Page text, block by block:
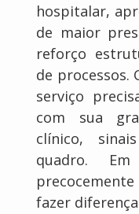
hospitalar,
de maior
reforço
de processos.
serviço
com sua
clínico,
quadro.
fazer